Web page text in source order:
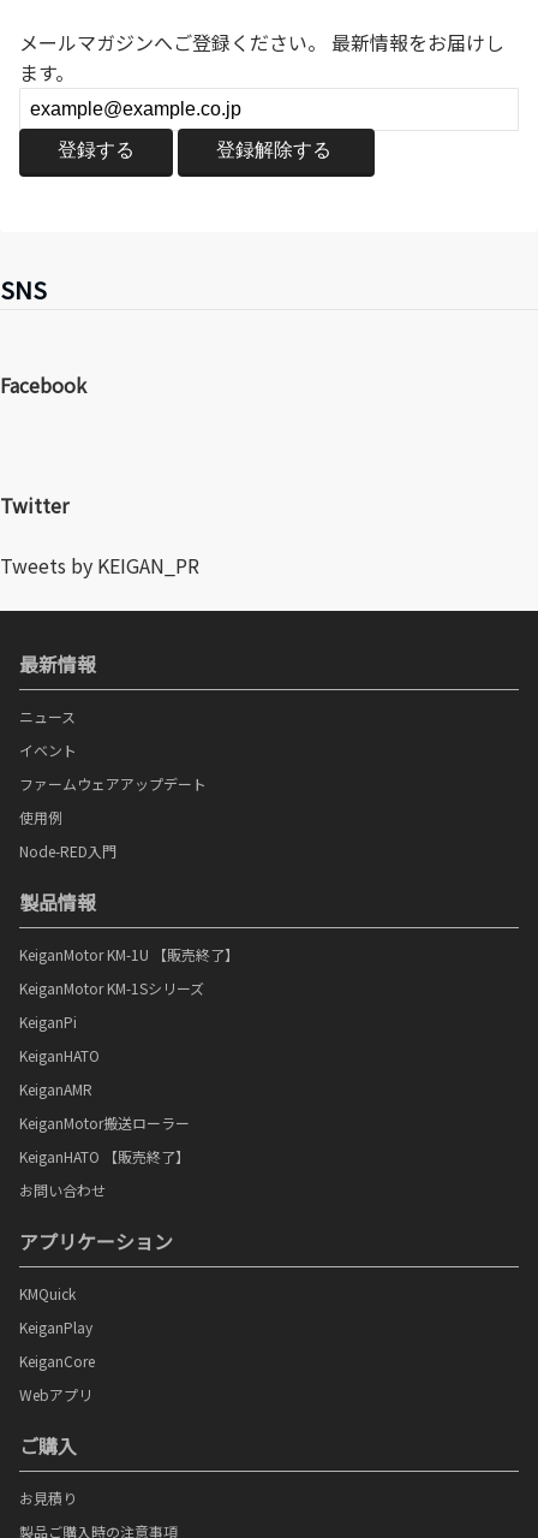
メールマガジンへご登録ください。 最新情報をお届けし
ます。
SNS
Facebook
Twitter
Tweets by KEIGAN_PR
最新情報
ニュース
イベント
ファームウェアアップデート
使用例
Node-RED入門
製品情報
KeiganMotor KM-1U 【販売終了】
KeiganMotor KM-1Sシリーズ
KeiganPi
KeiganHATO
KeiganAMR
KeiganMotor搬送ローラー
KeiganHATO 【販売終了】
お問い合わせ
アプリケーション
KMQuick
KeiganPlay
KeiganCore
Webアプリ
ご購入
お見積り
製品ご購入時の注意事項